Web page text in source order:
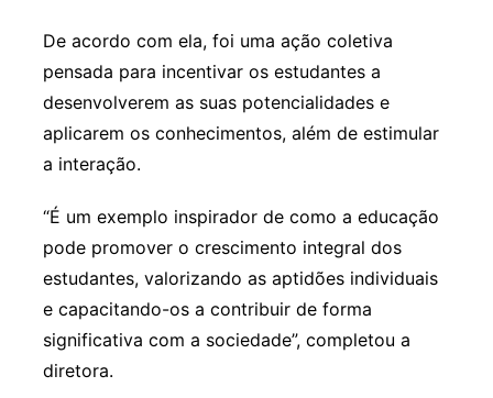
De acordo com ela, foi uma ação coletiva
pensada para incentivar os estudantes a
desenvolverem as suas potencialidades e
aplicarem os conhecimentos, além de estimular
a interação.
“É um exemplo inspirador de como a educação
pode promover o crescimento integral dos
estudantes, valorizando as aptidões individuais
e capacitando-os a contribuir de forma
significativa com a sociedade”, completou a
diretora.